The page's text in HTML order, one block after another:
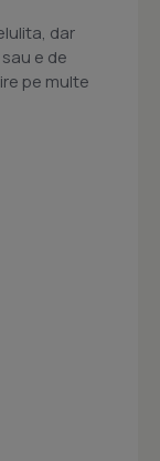
dar
e de
pe multe